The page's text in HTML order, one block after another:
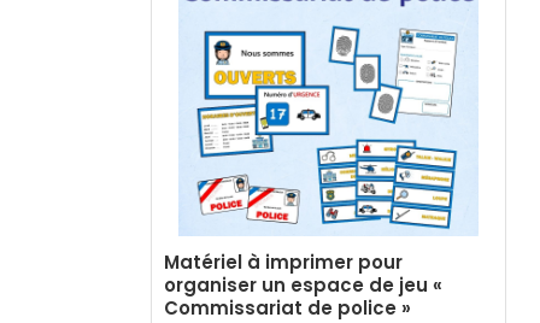
Matériel à imprimer pour
organiser un espace de jeu «
Commissariat de police »